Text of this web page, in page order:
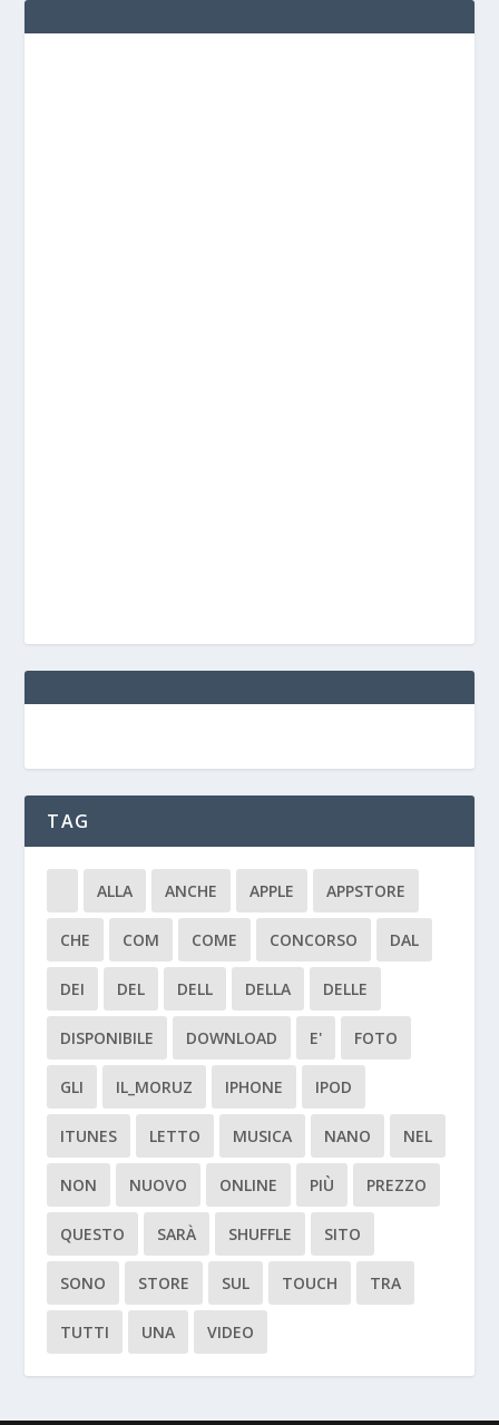
TAG
ALLA ANCHE APPLE APPSTORE
CHE COM COME CONCORSO DAL
DEI DEL DELL DELLA DELLE
DISPONIBILE DOWNLOAD E' FOTO
GLI IL_MORUZ IPHONE IPOD
ITUNES LETTO MUSICA NANO NEL
NON NUOVO ONLINE PIÙ PREZZO
QUESTO SARÀ SHUFFLE SITO
SONO STORE SUL TOUCH TRA
TUTTI UNA VIDEO